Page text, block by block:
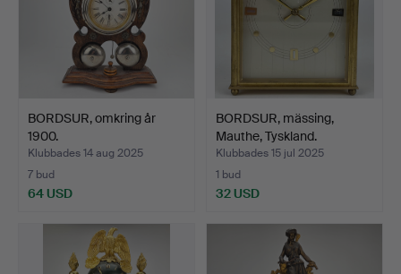
BORDSUR, omkring år
1900.
Klubbades 14 aug 2025
7 bud
64 USD
BORDSUR, mässing,
Mauthe, Tyskland.
Klubbades 15 jul 2025
1 bud
32 USD